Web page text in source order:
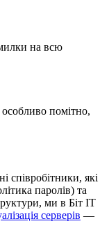
на всю
помітно,
співробітники, які
паролів) та
ми в Біт ІТ
серверів —